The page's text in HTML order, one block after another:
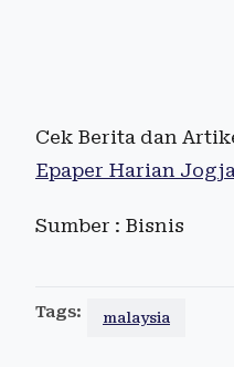
Cek Berita dan
Epaper Harian Jogja
Sumber : Bisnis
Tags: malaysia